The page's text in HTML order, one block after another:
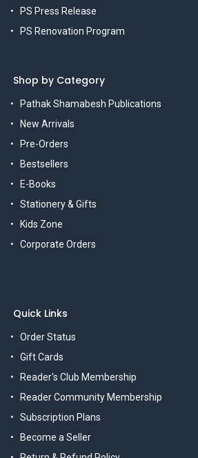
PS Press Release
PS Renovation Program
Shop by Category
Pathak Shamabesh Publications
New Arrivals
Pre-Orders
Bestsellers
E-Books
Stationery & Gifts
Kids Zone
Corporate Orders
Quick Links
Order Status
Gift Cards
Reader's Club Membership
Reader Community Membership
Subscription Plans
Become a Seller